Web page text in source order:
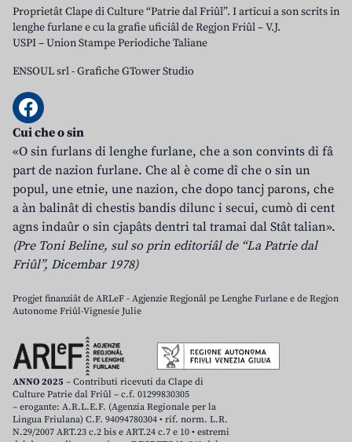
Proprietât Clape di Culture “Patrie dal Friûl”. I articui a son scrits in
lenghe furlane e cu la grafie uficiâl de Regjon Friûl – V.J.
USPI – Union Stampe Periodiche Taliane
ENSOUL srl-Grafiche GTower Studio
Cui che o sin
«O sin furlans di lenghe furlane, che a son convints di fâ
part de nazion furlane. Che al è come dî che o sin un
popul, une etnie, une nazion, che dopo tancj parons, che
a àn balinât di chestis bandis dilunc i secui, cumò di cent
agns indaûr o sin cjapâts dentri tal tramai dal Stât talian».
(Pre Toni Beline, sul so prin editoriâl de “La Patrie dal
Friûl”, Dicembar 1978)
Progjet finanziât de ARLeF - Agjenzie Regjonâl pe Lenghe Furlane e de Regjon
Autonome Friûl-Vignesie Julie
ANNO 2025 – Contributi ricevuti da Clape di
Culture Patrie dal Friûl – c.f. 01299830305
– erogante: A.R.L.E.F. (Agenzia Regionale per la
Lingua Friulana) C.F. 94094780304 • rif. norm. L.R.
N.29/2007 ART.23 c.2 bis e ART.24 c.7 e 10 • estremi